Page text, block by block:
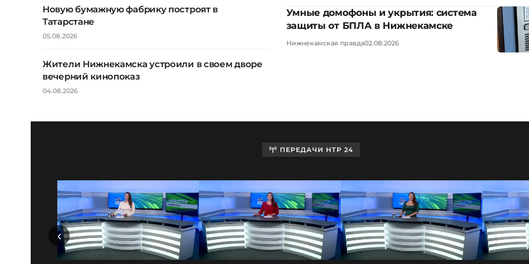
Новую бумажную фабрику построят в
Татарстане
05.08.2026
Жители Нижнекамска устроили в своем дворе
вечерний кинопоказ
04.08.2026
Умные домофоны и укрытия: система
защиты от БПЛА в Нижнекамске
Нижнекамская правда02.08.2026
ПЕРЕДАЧИ НТР 24
‹